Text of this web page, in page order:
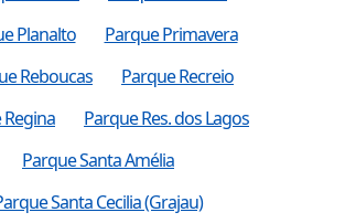
Planalto
Parque Primavera
Reboucas
Parque Recreio
Parque Res. dos Lagos
Parque Santa Amélia
Santa Cecilia (Grajau)